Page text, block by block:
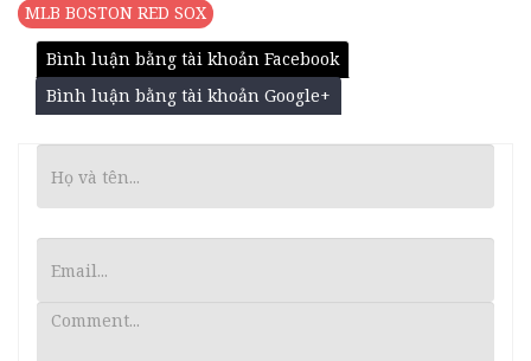
MLB BOSTON RED SOX
Bình luận bằng tài khoản Facebook
Bình luận bằng tài khoản Google+